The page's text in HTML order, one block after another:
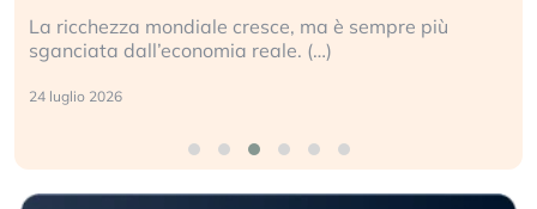
La ricchezza mondiale cresce, ma è sempre più
sganciata dall’economia reale. (…)
24 luglio 2026